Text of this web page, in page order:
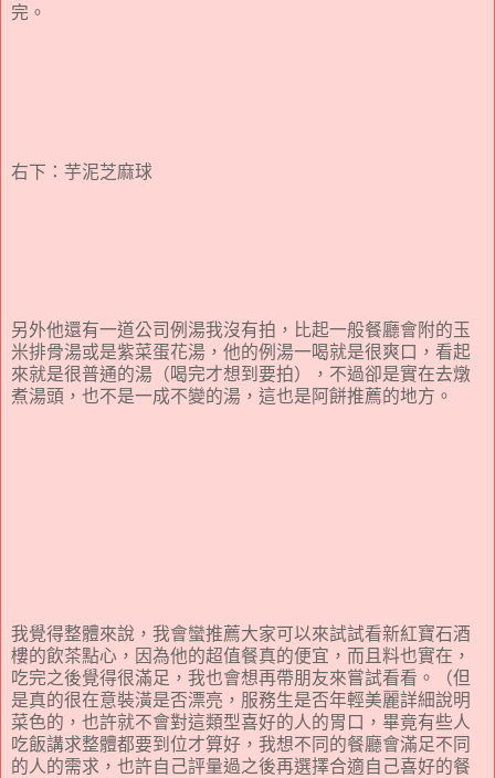
完。
右下：芋泥芝麻球
另外他還有一道公司例湯我沒有拍，比起一般餐廳會附的玉
米排骨湯或是紫菜蛋花湯，他的例湯一喝就是很爽口，看起
來就是很普通的湯（喝完才想到要拍），不過卻是實在去燉
煮湯頭，也不是一成不變的湯，這也是阿餅推薦的地方。
我覺得整體來說，我會蠻推薦大家可以來試試看新紅寶石酒
樓的飲茶點心，因為他的超值餐真的便宜，而且料也實在，
吃完之後覺得很滿足，我也會想再帶朋友來嘗試看看。（但
是真的很在意裝潢是否漂亮，服務生是否年輕美麗詳細說明
菜色的，也許就不會對這類型喜好的人的胃口，畢竟有些人
吃飯講求整體都要到位才算好，我想不同的餐廳會滿足不同
的人的需求，也許自己評量過之後再選擇合適自己喜好的餐